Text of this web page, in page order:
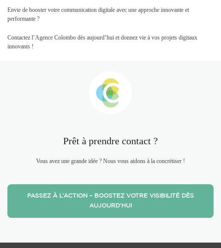
Envie de booster votre communication digitale avec une approche innovante et
performante ?
Contactez l’Agence Colombo dès aujourd’hui et donnez vie à vos projets digitaux
innovants !
Prêt à prendre contact ?
Vous avez une grande idée ? Nous vous aidons à la concrétiser !
PASSEZ À L’ACTION – BOOSTEZ VOTRE VISIBILITÉ DÈS
AUJOURD’HUI